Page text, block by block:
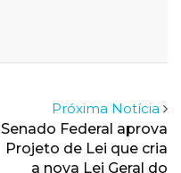
Próxima Notícia
Senado Federal aprova
Projeto de Lei que cria
a nova Lei Geral do